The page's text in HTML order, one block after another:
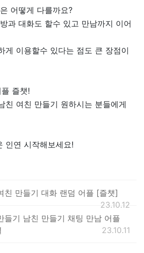
어떻게 다를까요?
과 대화도 할수 있고 만남까지 이어
게 이용할수 있다는 점도 큰 장점이
즐챗!
친 여친 만들기 원하시는 분들에게
인연 시작해보세요!
친 만들기 대화 랜덤 어플 [즐챗]
23.10.12
들기 남친 만들기 채팅 만남 어플
23.10.11